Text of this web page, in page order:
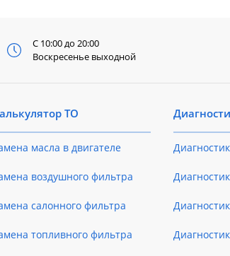
С 10:00 до 20:00
Воскресенье выходной
ТО
масла в двигателе
воздушного фильтра
салонного фильтра
топливного фильтра